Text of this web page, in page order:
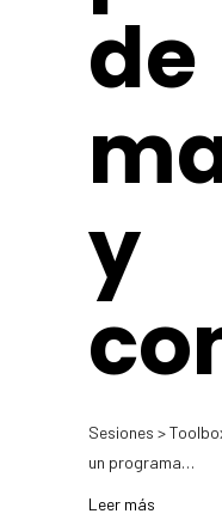
de
y
Sesiones >
un programa…
Leer más